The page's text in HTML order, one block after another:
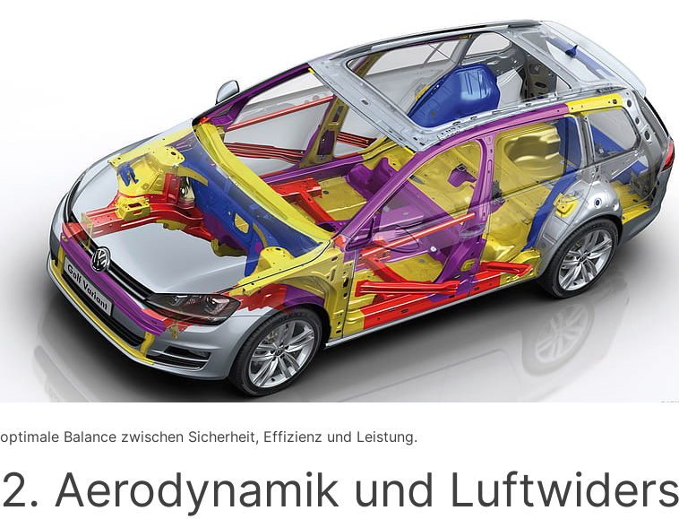
optimale Balance zwischen Sicherheit, Effizienz und Leistung.
2. Aerodynamik und